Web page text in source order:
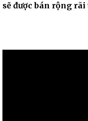
sẽ được bán rộng